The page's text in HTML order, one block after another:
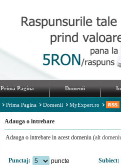
Prima Pagina Domenii
Prima Pagina Domenii MyExpert.ro
Adauga o intrebare
Adauga o intrebare in acest domeniu (alt
Punctaj: puncte
Subiect: